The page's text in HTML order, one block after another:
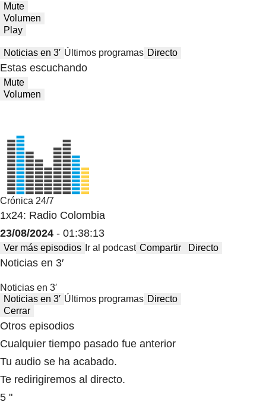
Mute
Volumen
Play
Noticias en 3′ Últimos programas Directo
Estas escuchando
Mute
Volumen
Crónica 24/7
1x24: Radio Colombia
23/08/2024 - 01:38:13
Ver más episodios Ir al podcast Compartir Directo
Noticias en 3′
Noticias en 3′
Noticias en 3′ Últimos programas Directo
Cerrar
Otros episodios
Cualquier tiempo pasado fue anterior
Tu audio se ha acabado.
Te redirigiremos al directo.
5 "